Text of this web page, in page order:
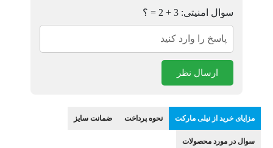
سوال امنیتی: 3 + 2 = ؟
ارسال نظر
مزایای خرید از نیلی مارکت نحوه پرداخت ضمانت سایز
سوال در مورد محصولات